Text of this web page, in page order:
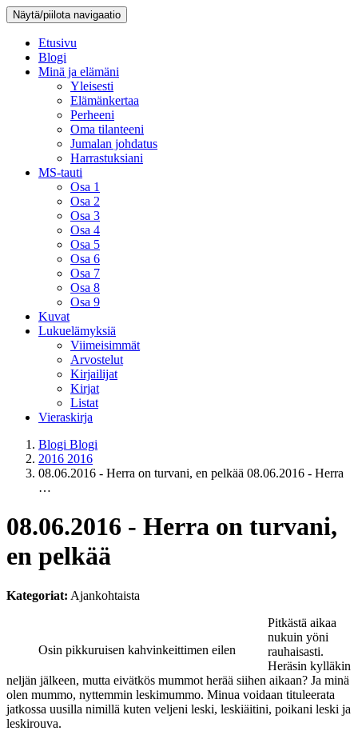
Näytä/piilota navigaatio
Etusivu
Blogi
Minä ja elämäni
Yleisesti
Elämänkertaa
Perheeni
Oma tilanteeni
Jumalan johdatus
Harrastuksiani
MS-tauti
Osa 1
Osa 2
Osa 3
Osa 4
Osa 5
Osa 6
Osa 7
Osa 8
Osa 9
Kuvat
Lukuelämyksiä
Viimeisimmät
Arvostelut
Kirjailijat
Kirjat
Listat
Vieraskirja
Blogi Blogi
2016 2016
08.06.2016 - Herra on turvani, en pelkää 08.06.2016 - Herra
…
08.06.2016 - Herra on turvani,
en pelkää
Kategoriat: Ajankohtaista
Osin pikkuruisen kahvinkeittimen eilen
Pitkästä aikaa
nukuin yöni
rauhaisasti.
Heräsin kylläkin
neljän jälkeen, mutta eivätkös mummot herää siihen aikaan? Ja minä
olen mummo, nyttemmin leskimummo. Minua voidaan tituleerata
jatkossa uusilla nimillä kuten veljeni leski, leskiäitini, poikani leski ja
leskirouva.